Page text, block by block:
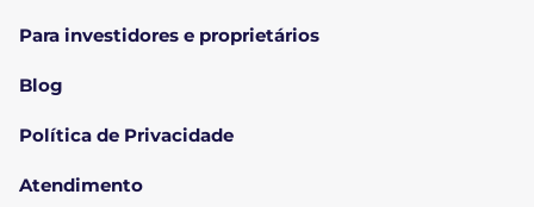
Para investidores e proprietários
Blog
Política de Privacidade
Atendimento